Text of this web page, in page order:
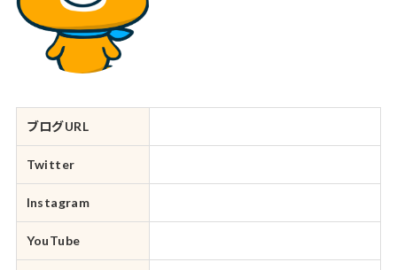
ブログURL
Twitter
Instagram
YouTube